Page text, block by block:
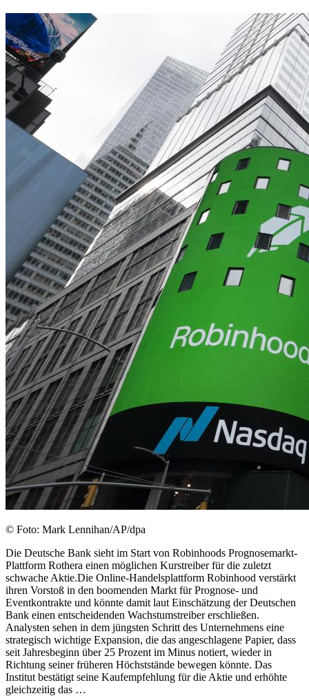
© Foto: Mark Lennihan/AP/dpa
Die Deutsche Bank sieht im Start von Robinhoods Prognosemarkt-
Plattform Rothera einen möglichen Kurstreiber für die zuletzt
schwache Aktie.Die Online-Handelsplattform Robinhood verstärkt
ihren Vorstoß in den boomenden Markt für Prognose- und
Eventkontrakte und könnte damit laut Einschätzung der Deutschen
Bank einen entscheidenden Wachstumstreiber erschließen.
Analysten sehen in dem jüngsten Schritt des Unternehmens eine
strategisch wichtige Expansion, die das angeschlagene Papier, dass
seit Jahresbeginn über 25 Prozent im Minus notiert, wieder in
Richtung seiner früheren Höchststände bewegen könnte. Das
Institut bestätigt seine Kaufempfehlung für die Aktie und erhöhte
gleichzeitig das …